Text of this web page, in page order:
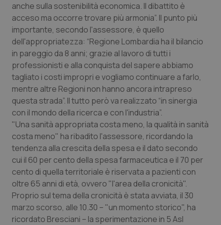
Calabria
Campania
Emilia-Romagna
Friuli Venezia Giulia
Lazio
Liguria
Lombardia
Marche
Molise
Asma & BPCO
Car-T
Colesterolo & coronaropatie
Dermatite Atopica
Diabete & glucometri
Disturbi dell’umore
Dolore
Donna & Salute
Epatiti
anche sulla sostenibilità economica. Il dibattito è
acceso ma occorre trovare più armonia”. Il punto più
importante, secondo l'assessore, è quello
dell'appropriatezza: “Regione Lombardia ha il bilancio
in pareggio da 8 anni; grazie al lavoro di tutti i
professionisti e alla conquista del sapere abbiamo
tagliato i costi impropri e vogliamo continuare a farlo,
mentre altre Regioni non hanno ancora intrapreso
questa strada”. Il tutto però va realizzato “in sinergia
con il mondo della ricerca e con l'industria”.
"Una sanità appropriata costa meno, la qualità in sanità
costa meno" ha ribadito l'assessore, ricordando la
tendenza alla crescita della spesa e il dato secondo
cui il 60 per cento della spesa farmaceutica e il 70 per
cento di quella territoriale è riservata a pazienti con
oltre 65 anni di età, ovvero "l'area della cronicità".
Proprio sul tema della cronicità è stata avviata, il 30
marzo scorso, alle 10.30 – "un momento storico", ha
ricordato Bresciani – la sperimentazione in 5 Asl